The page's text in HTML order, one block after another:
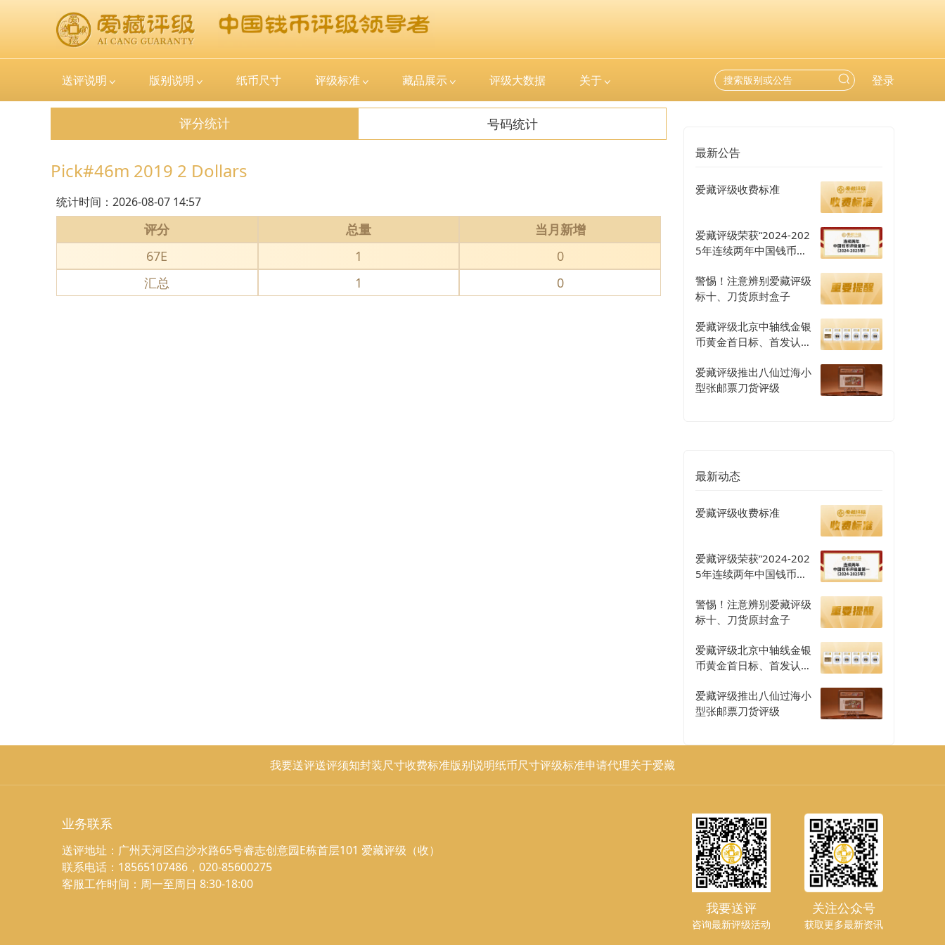
送评说明 版别说明 纸币尺寸 评级标准 藏品展示 评级大数据 关于 登录
评分统计 号码统计
Pick#46m 2019 2 Dollars
统计时间： 2026-08-07 14:57
评分 总量
当月新增
67E
1
0
汇总
1 0
最新公告
爱藏评级收费标准
爱藏评级荣获“2024-202
5年连续两年中国钱币评
警惕！注意辨别爱藏评级
标十、刀货原封盒子
爱藏评级北京中轴线金银
币黄金首日标、首发认证
爱藏评级推出八仙过海小
型张邮票刀货评级
最新动态
爱藏评级收费标准
爱藏评级荣获“2024-202
5年连续两年中国钱币评
警惕！注意辨别爱藏评级
标十、刀货原封盒子
爱藏评级北京中轴线金银
币黄金首日标、首发认证
爱藏评级推出八仙过海小
型张邮票刀货评级
我要送评送评须知封装尺寸收费标准版别说明纸币尺寸评级标准申请代理关于爱藏
业务联系
送评地址：广州天河区白沙水路65号睿志创意园E栋首层101 爱藏评级（收）
联系电话：18565107486，020-85600275
客服工作时间：周一至周日 8:30-18:00
我要送评
咨询最新评级活动
关注公众号
获取更多最新资讯